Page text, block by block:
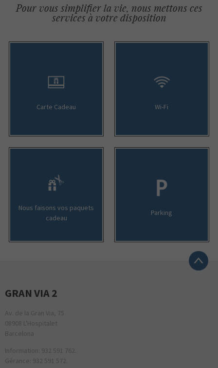
Pour vous simplifier la vie, nous mettons ces
services à votre disposition
Carte Cadeau Wi-Fi
Nous faisons vos paquets
cadeau
Parking
GRAN VIA 2
Av. de la Gran Via, 75
08908 L'Hospitalet
Barcelona
Information: 932 591 762.
Gérance: 932 591 572.